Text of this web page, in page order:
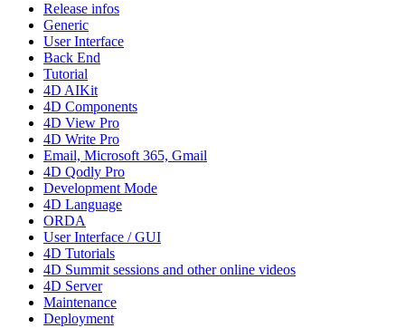
Release infos
Generic
User Interface
Back End
Tutorial
4D AIKit
4D Components
4D View Pro
4D Write Pro
Email, Microsoft 365, Gmail
4D Qodly Pro
Development Mode
4D Language
ORDA
User Interface / GUI
4D Tutorials
4D Summit sessions and other online videos
4D Server
Maintenance
Deployment